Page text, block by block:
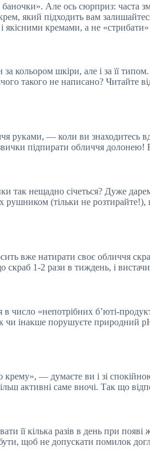
Але ось сюрприз: часта
який підходить вам
кремами, а не
шкіри, але і за її
такого не написано? Читайте
руками, — коли ви знаходитесь
підпирати обличчя
так нещадно січеться? Дуже
рушником (тільки не
вже натирати своє обличчя
1-2 рази в тиждень, і
число «непотрібних б’юті-
інакше порушуєте природний
крему», — думаєте ви і зі
активні саме вночі. Так що
кілька разів в день при появі
щоб не допускати помилок